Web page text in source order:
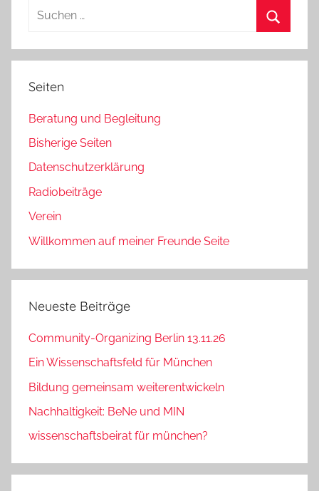
Suchen
Seiten
Beratung und Begleitung
Bisherige Seiten
Datenschutzerklärung
Radiobeiträge
Verein
Willkommen auf meiner Freunde Seite
Neueste Beiträge
Community-Organizing Berlin 13.11.26
Ein Wissenschaftsfeld für München
Bildung gemeinsam weiterentwickeln
Nachhaltigkeit: BeNe und MIN
wissenschaftsbeirat für münchen?